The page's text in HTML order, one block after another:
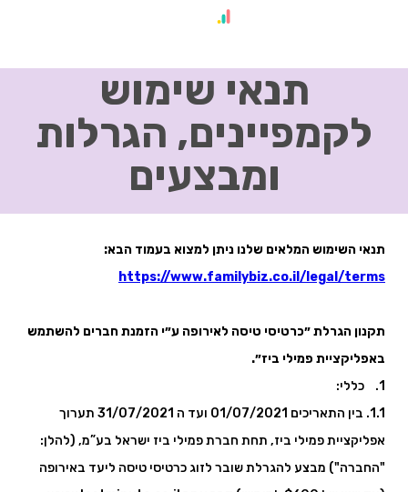
תנאי שימוש
לקמפיינים, הגרלות
ומבצעים
תנאי השימוש המלאים שלנו ניתן למצוא בעמוד הבא:
https://www.familybiz.co.il/legal/terms
תקנון הגרלת ״כרטיסי טיסה לאירופה ע״י הזמנת חברים להשתמש
באפליקציית פמילי ביז״.
1. כללי:
1.1. בין התאריכים 01/07/2021 ועד ה 31/07/2021 תערוך
אפליקציית פמילי ביז, תחת חברת פמילי ביז ישראל בע”מ, (להלן:
"החברה") מבצע להגרלת שובר לזוג כרטיסי טיסה ליעד באירופה